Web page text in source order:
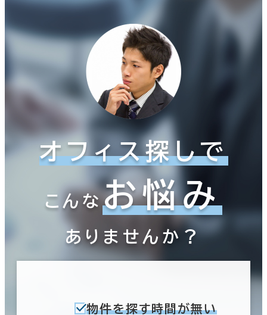
オフィス探しで
こんなお悩み
ありませんか？
物件を探す時間が無い